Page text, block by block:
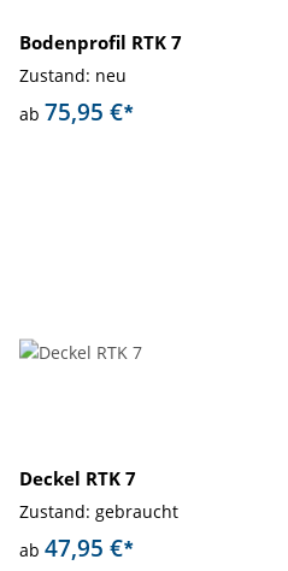
Bodenprofil RTK 7
Zustand: neu
ab 75,95 €*
Deckel RTK 7
Zustand: gebraucht
ab 47,95 €*